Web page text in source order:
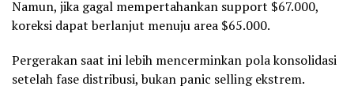
Namun, jika gagal mempertahankan support $67.000,
koreksi dapat berlanjut menuju area $65.000.
Pergerakan saat ini lebih mencerminkan pola konsolidasi
setelah fase distribusi, bukan panic selling ekstrem.